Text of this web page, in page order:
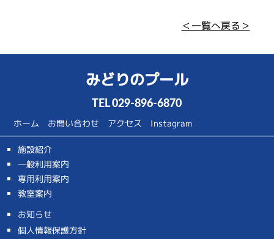
＜一覧へ戻る＞
みどりのプール
TEL029-896-6870
ホーム お問い合わせ アクセス Instagram
施設紹介
一般利用案内
専用利用案内
教室案内
お知らせ
個人情報保護方針